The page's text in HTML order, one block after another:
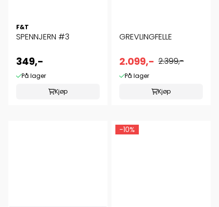
F&T
SPENNJERN #3
349,-
På lager
Kjøp
GREVLINGFELLE
2.099,- 2.399,-
På lager
Kjøp
-10%